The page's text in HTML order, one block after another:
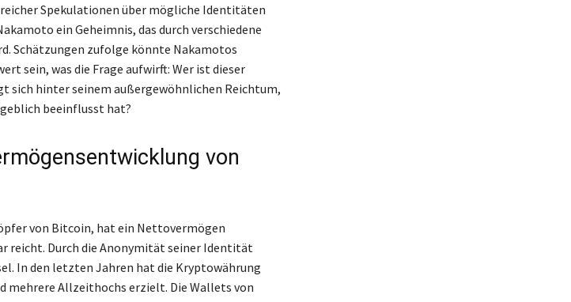
Spekulationen über mögliche Identitäten
ein Geheimnis, das durch verschiedene
Schätzungen zufolge könnte Nakamotos
sein, was die Frage aufwirft: Wer ist dieser
sich hinter seinem außergewöhnlichen Reichtum,
beeinflusst hat?
von
von Bitcoin, hat ein Nettovermögen
reicht. Durch die Anonymität seiner Identität
In den letzten Jahren hat die Kryptowährung
mehrere Allzeithochs erzielt. Die Wallets von